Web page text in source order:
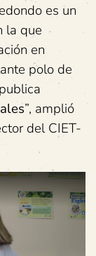
es un
la que
en
polo de
”, amplió
del CIET-